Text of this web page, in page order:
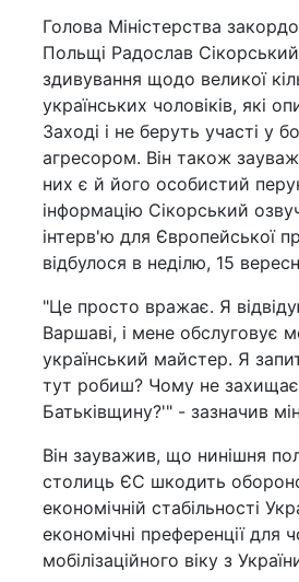
Голова Міністерства
Польщі Радослав
здивування щодо великої
українських чоловіків, які
Заході і не беруть участі у
агресором. Він також
них є й його особистий
інформацію Сікорський
інтерв'ю для Європейської
відбулося в неділю, 15
"Це просто вражає. Я
Варшаві, і мене обслуговує
український майстер. Я
тут робиш? Чому не
Батьківщину?'" - зазначив
Він зауважив, що нинішня
столиць ЄС шкодить
економічній стабільності
економічні преференції для
мобілізаційного віку з